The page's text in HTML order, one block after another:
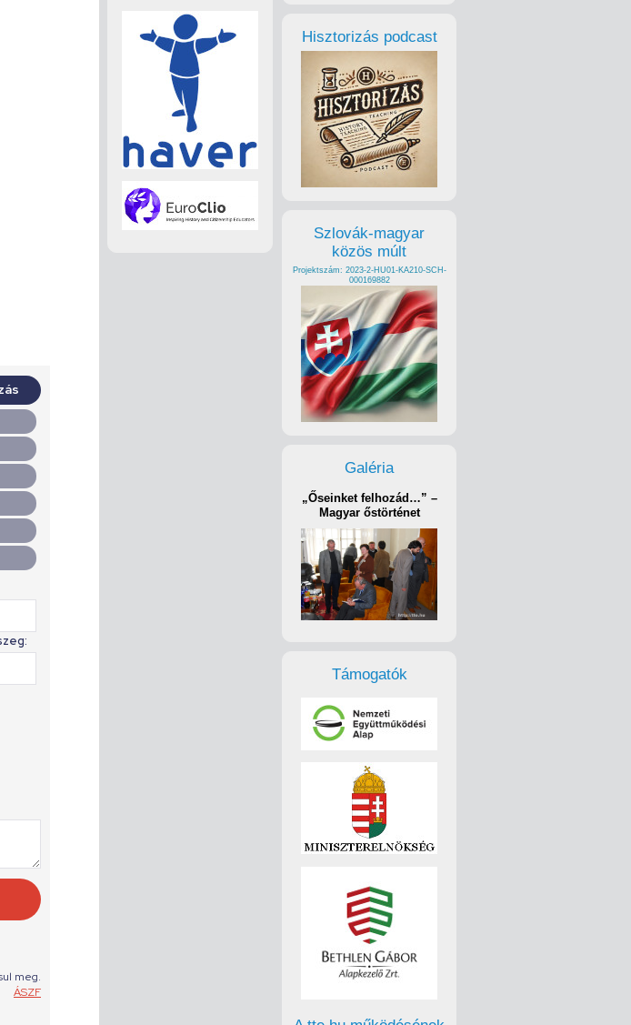
Hisztorizás podcast
Szlovák-magyar
közös múlt
Projektszám: 2023-2-HU01-KA210-SCH-
000169882
Galéria
„Őseinket felhozád…” –
Magyar őstörténet
Támogatók